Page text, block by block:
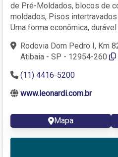
de Pré-Moldados, blocos de
moldados, Pisos
Uma forma econômica,
Rodovia Dom Pedro I, Km
Atibaia - SP - 12954-260
(11) 4416-5200
www.leonardi.com.br
Mapa